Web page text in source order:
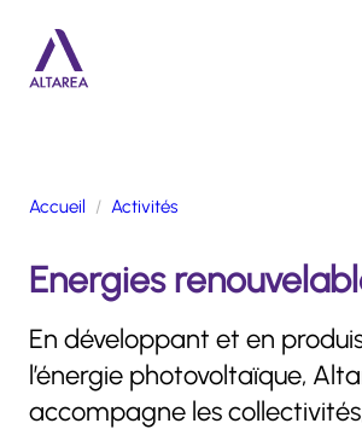
ACTIVITÉS
TALENTS
FINANCE
NEWSROOM
Accueil Activités
Energies
En développant et en
l’énergie photovoltaïque,
accompagne les